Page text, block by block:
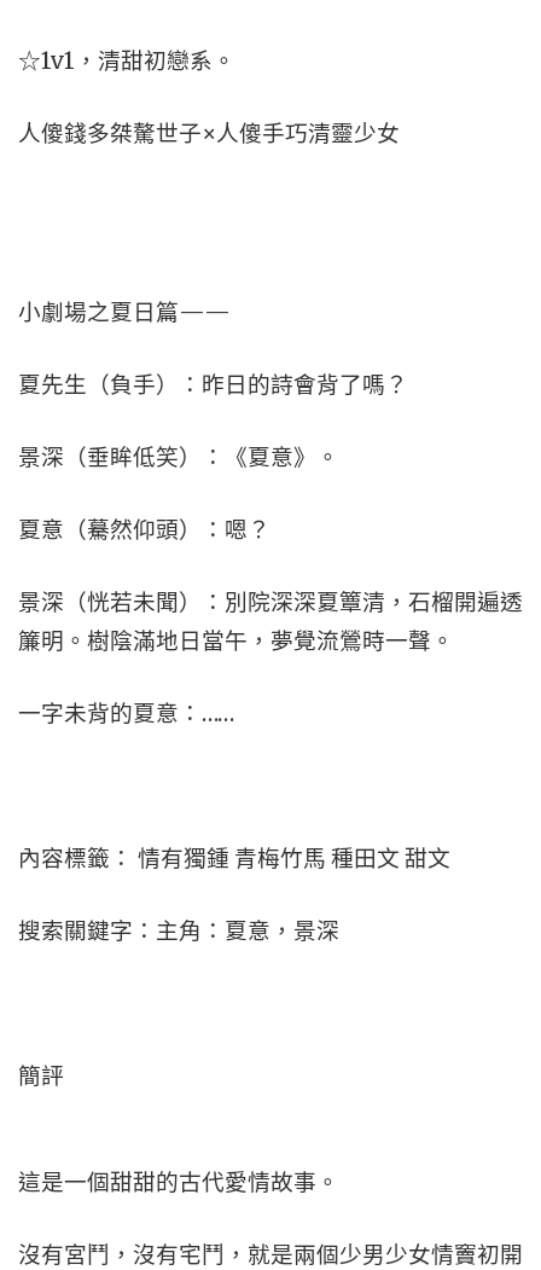
☆1v1，清甜初戀系。
人傻錢多桀驁世子×人傻手巧清靈少女
小劇場之夏日篇——
夏先生（負手）：昨日的詩會背了嗎？
景深（垂眸低笑）：《夏意》。
夏意（驀然仰頭）：嗯？
景深（恍若未聞）：別院深深夏簟清，石榴開遍透
簾明。樹陰滿地日當午，夢覺流鶯時一聲。
一字未背的夏意：……
內容標籤： 情有獨鍾 青梅竹馬 種田文 甜文
搜索關鍵字：主角：夏意，景深
簡評
這是一個甜甜的古代愛情故事。
沒有宮鬥，沒有宅鬥，就是兩個少男少女情竇初開